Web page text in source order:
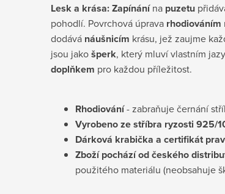
Lesk a krása: Zapínánína puzetu
pohodlí. Povrchová úprava rhodiováním
dodává náušnicím krásu, jež zaujme
jsou jakošperk, který mluví vlastním
doplňkem pro každou příležitost.
Rhodiování- zabraňuje černání
Vyrobeno ze stříbra ryzosti 925/
Dárková krabička a certifikát
Zboží pochází od českého
použitého materiálu (neobsahuje